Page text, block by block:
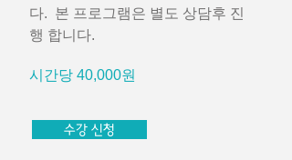
다. 본 프로그램은 별도 상담후 진
행 합니다.
시간당 40,000원
수강 신청